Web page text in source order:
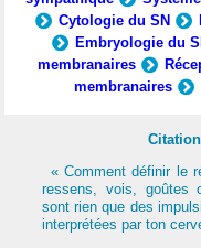
Cytologie du SN
Embryologie du
membranaires
membranaires
Citation
« Comment définir le
ressens, vois, goûtes
sont rien que des
interprétées par ton